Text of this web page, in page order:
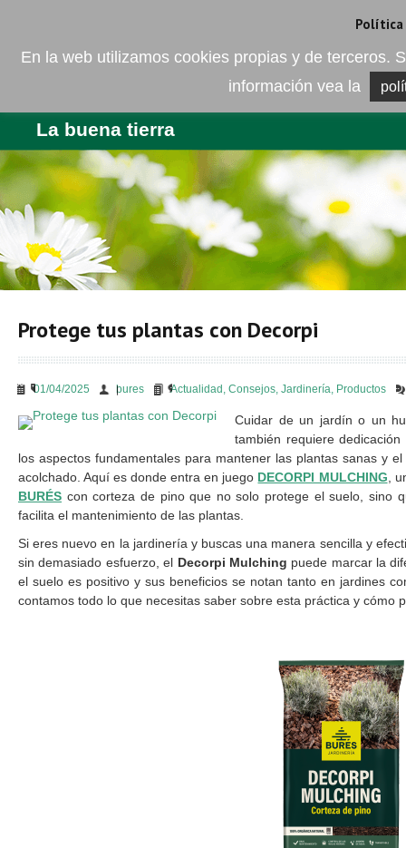
La buena tierra
EMPRESA PRODUCTOS
Protege tus plantas con Decorpi
01/04/2025 bures Actualidad , Consejos, Jardinería, Productos
Cuidar de un jardín o un
también requiere
los aspectos fundamentales para mantener las plantas sanas y
acolchado. Aquí es donde entra en juego DECORPI MULCHING ,
BURÉS con corteza de pino que no solo protege el suelo, sino
facilita el mantenimiento de las plantas.
Si eres nuevo en la jardinería y buscas una manera sencilla y
sin demasiado esfuerzo, el Decorpi Mulching puede marcar la
el suelo es positivo y sus beneficios se notan tanto en jardines
contamos todo lo que necesitas saber sobre esta práctica y cómo
Política
En la web utilizamos cookies propias y de terceros.
información vea la